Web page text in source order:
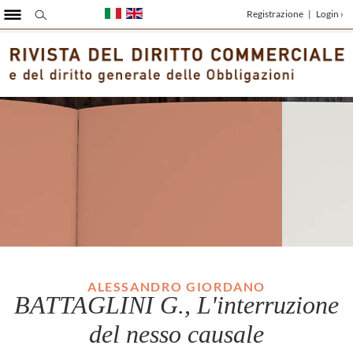
ALESSANDRO GIORDANO
BATTAGLINI G., L'interruzione
del nesso causale
Registrazione | Login ›